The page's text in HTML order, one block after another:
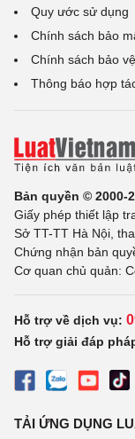
Quy ước sử dụng
Chính sách bảo
Chính sách bảo
Thông báo hợp
Bản quyền © 2000-
Giấy phép thiết lập
Sở TT-TT Hà Nội,
Chứng nhận bản
Cơ quan chủ quản:
Hỗ trợ về dịch vụ:
Hỗ trợ giải đáp
TẢI ỨNG DỤNG